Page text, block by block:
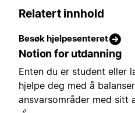
Relatert innhold
Besøk hjelpesenteret
Notion for utdanning
Enten du er student eller
hjelpe deg med å
ansvarsområder med sitt